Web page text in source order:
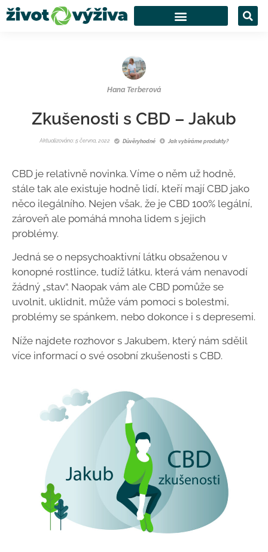
Hana Terberová
Zkušenosti s CBD – Jakub
Aktualizováno: 5 června, 2022 Důvěryhodné Jak vybíráme produkty?
CBD je relativně novinka. Víme o něm už hodně,
stále tak ale existuje hodně lidí, kteří mají CBD jako
něco ilegálního. Nejen však, že je CBD 100% legální,
zároveň ale pomáhá mnoha lidem s jejich
problémy.
Jedná se o nepsychoaktivní látku obsaženou v
konopné rostlince, tudíž látku, která vám nenavodí
žádný „stav“. Naopak vám ale CBD pomůže se
uvolnit, uklidnit, může vám pomoci s bolestmi,
problémy se spánkem, nebo dokonce i s depresemi.
Níže najdete rozhovor s Jakubem, který nám sdělil
více informací o své osobní zkušenosti s CBD.